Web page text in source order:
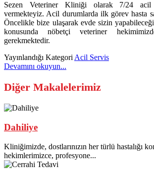
Sezen Veteriner Kliniği olarak 7/24 acil
vermekteyiz. Acil durumlarda ilk görev hasta
Öncelikle bize ulaşarak evde sizin
konusunda nöbetçi veteriner
gerekmektedir.
Yayınlandığı Kategori Acil Servis
Devamını okuyun...
Diğer Makalelerimiz
Dahiliye
Kliniğimizde, dostlarınızın her türlü hastalığı
hekimlerimizce, profesyone...